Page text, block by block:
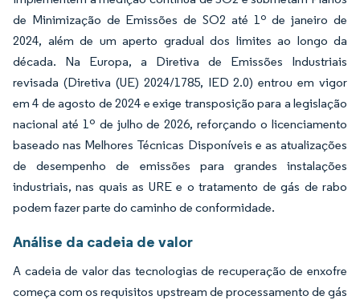
de Minimização de Emissões de SO2 até 1º de janeiro de
2024, além de um aperto gradual dos limites ao longo da
década. Na Europa, a Diretiva de Emissões Industriais
revisada (Diretiva (UE) 2024/1785, IED 2.0) entrou em vigor
em 4 de agosto de 2024 e exige transposição para a legislação
nacional até 1º de julho de 2026, reforçando o licenciamento
baseado nas Melhores Técnicas Disponíveis e as atualizações
de desempenho de emissões para grandes instalações
industriais, nas quais as URE e o tratamento de gás de rabo
podem fazer parte do caminho de conformidade.
Análise da cadeia de valor
A cadeia de valor das tecnologias de recuperação de enxofre
começa com os requisitos upstream de processamento de gás